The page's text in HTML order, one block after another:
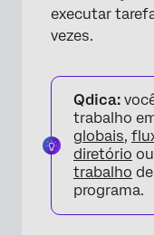
executar
vezes.
Qdica:
trabalho
globais,
diretório
trabalho
programa.